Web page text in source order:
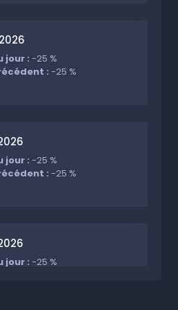
jour :-25 %
:-25 %
jour :-25 %
:-25 %
jour :-25 %